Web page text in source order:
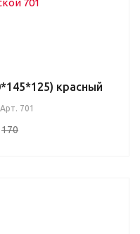
красный
Арт. 701
170